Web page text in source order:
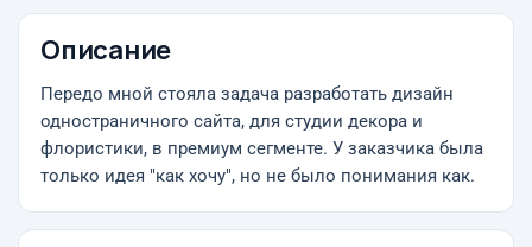
Описание
Передо мной стояла задача разработать дизайн
одностраничного сайта, для студии декора и
флористики, в премиум сегменте. У заказчика была
только идея "как хочу", но не было понимания как.